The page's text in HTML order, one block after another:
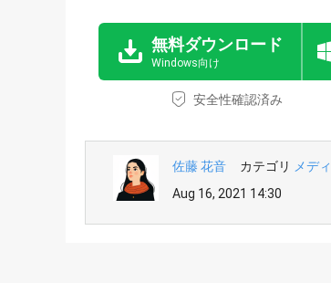
無料ダウンロード
Windows向け
安全性確認済み
佐藤 花音 カテゴリ
メデ
Aug 16, 2021 14:30